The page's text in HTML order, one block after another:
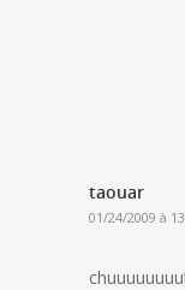
taouar
01/24/2009 à